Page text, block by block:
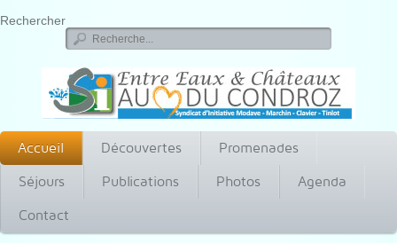
Rechercher
Accueil Découvertes
Promenades
Séjours
Publications Photos
Agenda
Contact